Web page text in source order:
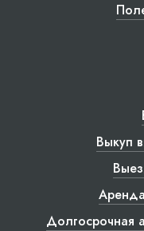
Выкуп
Долгосрочная